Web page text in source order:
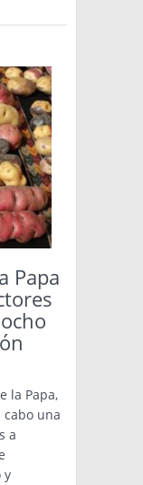
Papa
la Papa,
una
a
y